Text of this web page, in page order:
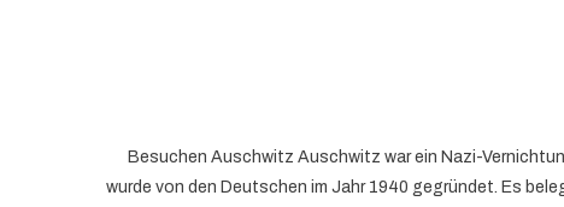
Besuchen Auschwitz Auschwitz war ein Nazi-
wurde von den Deutschen im Jahr 1940 gegründet. Es